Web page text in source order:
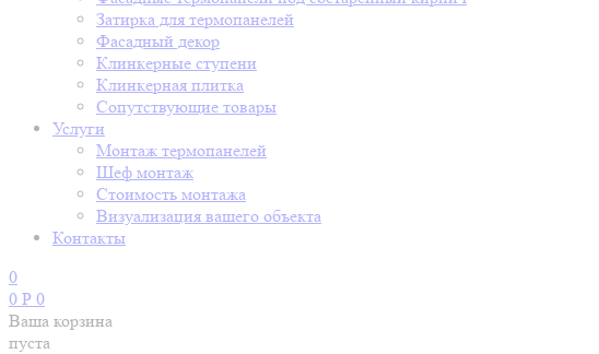
Затирка для термопанелей
Фасадный декор
Клинкерные ступени
Клинкерная плитка
Сопутствующие товары
Услуги
Монтаж термопанелей
Шеф монтаж
Стоимость монтажа
Визуализация вашего объекта
Контакты
0
0 Р 0
Ваша корзина
пуста